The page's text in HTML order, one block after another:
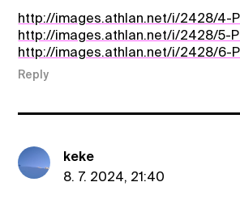
http://images.athlan.net/i/2428/4-
http://images.athlan.net/i/2428/5-
http://images.athlan.net/i/2428/6-
Reply
keke
8. 7. 2024, 21:40